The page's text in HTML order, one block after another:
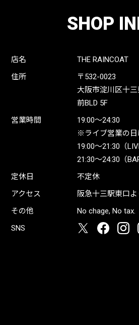
SHOP
店名
THE RAINCOAT
住所
〒532-0023
大阪市淀川区十
前BLD 5F
営業時間
19:00〜24:30
※ライブ営業の日
19:00〜21:30（
21:30〜24:30（
定休日
不定休
アクセス
阪急十三駅東口
その他
No chage, No tax.
SNS